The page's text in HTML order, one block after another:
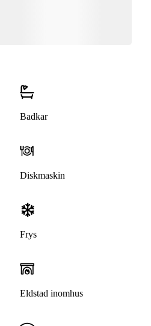
Badkar
Diskmaskin
Frys
Eldstad inomhus